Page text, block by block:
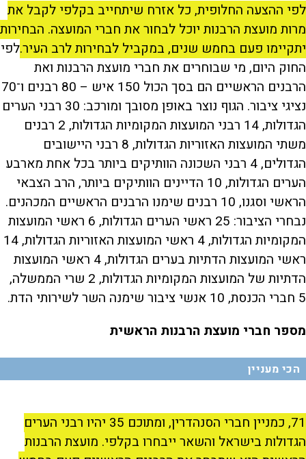
לפי ההצעה החלופית, כל אזרח שיתחייב בקלפי לקבל את
מרות מועצת הרבנות יוכל לבחור את חברי המועצה. הבחירות
יתקיימו פעם בחמש שנים, במקביל לבחירות לרב העיר.לפי
החוק היום, מי שבוחרים את חברי מועצת הרבנות ואת
הרבנים הראשיים הם בסך הכול 150 איש – 80 רבנים ו־70
נציגי ציבור. הגוף נוצר באופן מסובך ומורכב: 30 רבני הערים
הגדולות, 14 רבני המועצות המקומיות הגדולות, 2 רבנים
משתי המועצות האזוריות הגדולות, 8 רבני היישובים
הגדולים, 4 רבני השכונה הוותיקים ביותר בכל אחת מארבע
הערים הגדולות, 10 הדיינים הוותיקים ביותר, הרב הצבאי
הראשי וסגנו, 10 רבנים שימנו הרבנים הראשיים המכהנים.
נבחרי הציבור: 25 ראשי הערים הגדולות, 6 ראשי המועצות
המקומיות הגדולות, 4 ראשי המועצות האזוריות הגדולות, 14
ראשי המועצות הדתיות בערים הגדולות, 4 ראשי המועצות
הדתיות של המועצות המקומיות הגדולות, 2 שרי הממשלה,
5 חברי הכנסת, 10 אנשי ציבור שימנה השר לשירותי הדת.
מספר חברי מועצת הרבנות הראשית
הכי מעניין
71, כמניין חברי הסנהדרין, ומתוכם 35 יהיו רבני הערים
הגדולות בישראל והשאר ייבחרו בקלפי. מועצת הרבנות